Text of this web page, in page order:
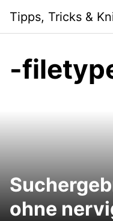
content
Tipps, Tricks &
-
ohne